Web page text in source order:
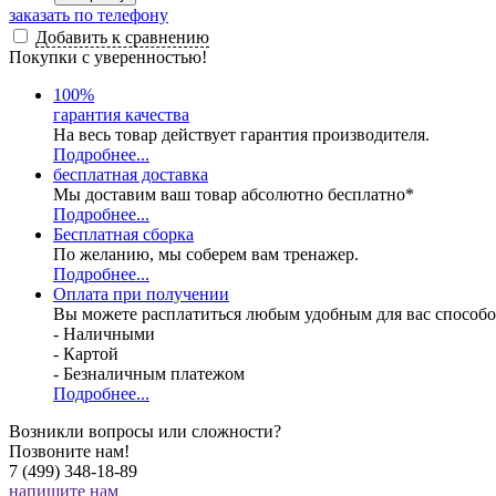
заказать по телефону
Добавить к сравнению
Покупки с уверенностью!
100%
гарантия качества
На весь товар действует гарантия производителя.
Подробнее...
бесплатная доставка
Мы доставим ваш товар абсолютно бесплатно*
Подробнее...
Бесплатная сборка
По желанию, мы соберем вам тренажер.
Подробнее...
Оплата при получении
Вы можете расплатиться любым удобным для вас
- Наличными
- Картой
- Безналичным платежом
Подробнее...
Возникли вопросы или сложности?
Позвоните нам!
7 (499) 348-18-89
напишите нам